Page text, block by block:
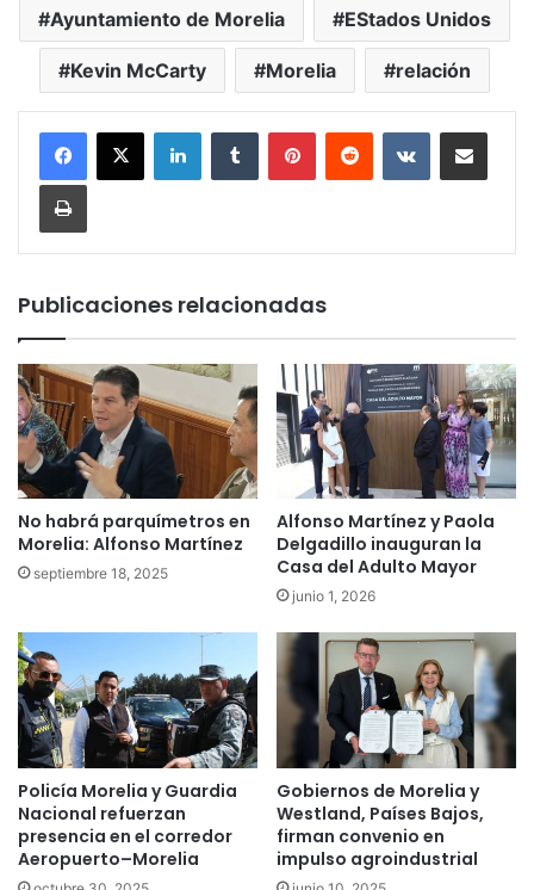
Ayuntamiento de Morelia EStados Unidos
Kevin McCarty Morelia relación
LinkedInTumblr PinterestReddit VKontakteCompartir por
Imprimir
Publicaciones relacionadas
No habrá parquímetros en
Morelia: Alfonso Martínez
septiembre 18, 2025
Alfonso Martínez y Paola
Delgadillo inauguran la
Casa del Adulto Mayor
junio 1, 2026
Policía Morelia y Guardia
Nacional refuerzan
presencia en el corredor
Aeropuerto–Morelia
Gobiernos de Morelia y
Westland, Países Bajos,
firman convenio en
impulso agroindustrial